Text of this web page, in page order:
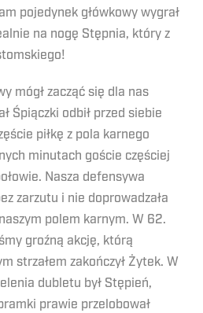
pojedynek główkowy wygrał
na nogę Stępnia, który z
mógł zacząć się dla nas
Śpiączki odbił przed siebie
piłkę z pola karnego
minutach goście częściej
Nasza defensywa
zarzutu i nie doprowadzała
polem karnym. W 62.
groźną akcję, którą
strzałem zakończył Żytek. W
dubletu był Stępień,
prawie przelobował